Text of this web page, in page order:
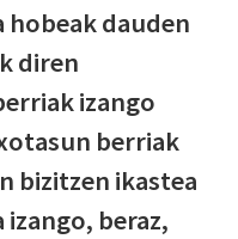
hobeak dauden
diren
izango
berriak
bizitzen ikastea
beraz,